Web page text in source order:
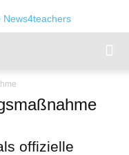
News4teachers
offizielle